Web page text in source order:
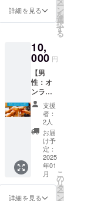
ですの
で予め
い。
緒に参
リター
ン購入
者に
メール
でクー
ポン
コード
を送り
ますの
で、購
入者ご
自身又
は、購
入者か
ら知人
の独身
女性に
内）異
業種交
流会に
きま
す！ リ
ターン
購入者
にメー
ルで
クーポ
ンコー
ドを送
ります
ので、
参加時
に主催
者へ
クーポ
ンコー
ドをお
詳細を見る ー
ン
を
選
択
す
る
10,
000 円
【男
性：オ
ンライ
ン/オフ
ライン
両用街
コン参
加チ
ケット2
枚のご
提供
（友人
参加可
能、
支援
者：
2人
お届
け予
定：
2025
年01
月
詳細を見る
こ
の
リ
タ
ー
ン